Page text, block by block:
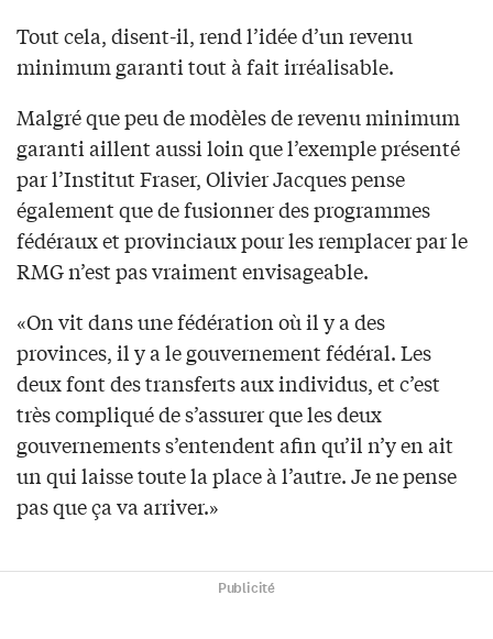
Tout cela, disent-il, rend l’idée d’un revenu
minimum garanti tout à fait irréalisable.
Malgré que peu de modèles de revenu minimum
garanti aillent aussi loin que l’exemple présenté
par l’Institut Fraser, Olivier Jacques pense
également que de fusionner des programmes
fédéraux et provinciaux pour les remplacer par le
RMG n’est pas vraiment envisageable.
«On vit dans une fédération où il y a des
provinces, il y a le gouvernement fédéral. Les
deux font des transferts aux individus, et c’est
très compliqué de s’assurer que les deux
gouvernements s’entendent afin qu’il n’y en ait
un qui laisse toute la place à l’autre. Je ne pense
pas que ça va arriver.»
Publicité